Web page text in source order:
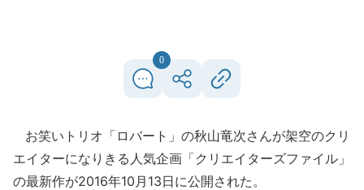
0
お笑いトリオ「ロバート」の秋山竜次さんが架空のクリ
エイターになりきる人気企画「クリエイターズファイル」
の最新作が2016年10月13日に公開された。